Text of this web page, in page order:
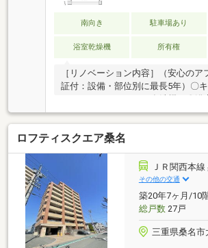
南向き 駐車場あり
浴室乾燥機 所有権
［リノベーション内容］（安心のア
証付：設備・部位別に最長5年）〇
ムキッチン・W2700・食洗機）〇浴
ス・1418・保温浴槽）〇洗面室（
台・防水パン）〇トイレ（温水洗浄
給湯設備（給湯器・追焚・マルチリ
コン先行配管（洋室3）〇照明器具
ーリング（遮音等級LL45、LDK
フロアタイル（玄関、洗面室、ト
ロス貼 室内クリーニング
ロフティスクエア桑名
ＪＲ関西本
その他の交通
築20年7ヶ月/10
総戸数27戸
三重県桑名市